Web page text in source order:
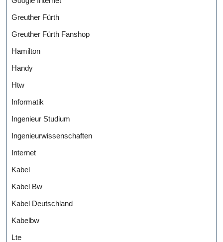
Greuther Fürth
Greuther Fürth Fanshop
Hamilton
Handy
Htw
Informatik
Ingenieur Studium
Ingenieurwissenschaften
Internet
Kabel
Kabel Bw
Kabel Deutschland
Kabelbw
Lte